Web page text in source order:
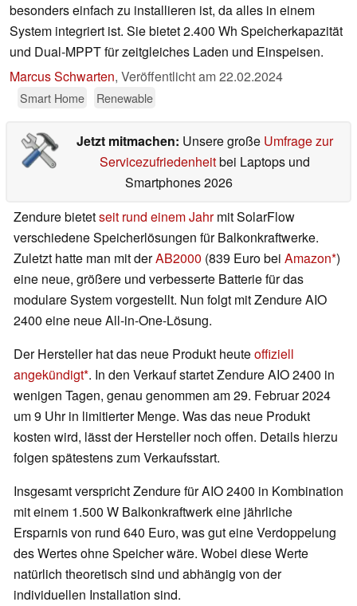
besonders einfach zu installieren ist, da alles in einem
System integriert ist. Sie bietet 2.400 Wh Speicherkapazität
und Dual-MPPT für zeitgleiches Laden und Einspeisen.
Marcus Schwarten, Veröffentlicht am22.02.2024
Smart Home Renewable
Jetzt mitmachen: Unsere große Umfrage zur
Servicezufriedenheitbei Laptops und
Smartphones 2026
Zendure bietetseit rund einem Jahrmit SolarFlow
verschiedene Speicherlösungen für Balkonkraftwerke.
Zuletzt hatte man mit derAB2000 (839 Euro bei Amazon )
eine neue, größere und verbesserte Batterie für das
modulare System vorgestellt. Nun folgt mit Zendure AIO
2400 eine neue All-in-One-Lösung.
Der Hersteller hat das neue Produkt heuteoffiziell
angekündigt . In den Verkauf startet Zendure AIO 2400 in
wenigen Tagen, genau genommen am 29. Februar 2024
um 9 Uhr in limitierter Menge. Was das neue Produkt
kosten wird, lässt der Hersteller noch offen. Details hierzu
folgen spätestens zum Verkaufsstart.
Insgesamt verspricht Zendure für AIO 2400 in Kombination
mit einem 1.500 W Balkonkraftwerk eine jährliche
Ersparnis von rund 640 Euro, was gut eine Verdoppelung
des Wertes ohne Speicher wäre. Wobei diese Werte
natürlich theoretisch sind und abhängig von der
individuellen Installation sind.